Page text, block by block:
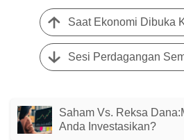
Saat Ekonomi Dibuka
Saham Vs. Reksa
Anda Investasikan?